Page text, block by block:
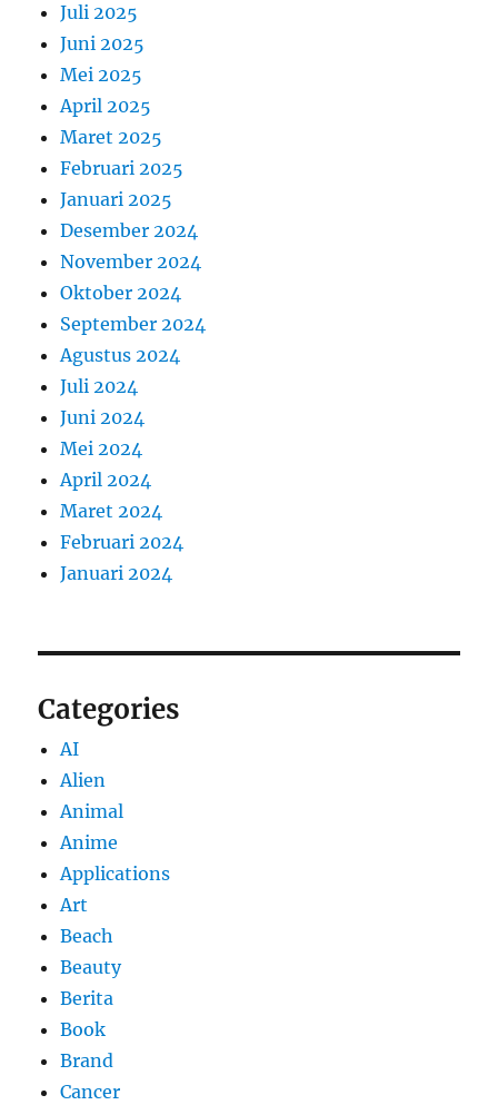
Juli 2025
Juni 2025
Mei 2025
April 2025
Maret 2025
Februari 2025
Januari 2025
Desember 2024
November 2024
Oktober 2024
September 2024
Agustus 2024
Juli 2024
Juni 2024
Mei 2024
April 2024
Maret 2024
Februari 2024
Januari 2024
Categories
AI
Alien
Animal
Anime
Applications
Art
Beach
Beauty
Berita
Book
Brand
Cancer